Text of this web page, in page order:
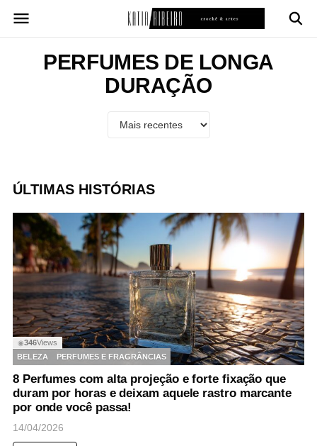
para
conteúdoPERFUMES DE LONGA
DURAÇÃO
ÚLTIMAS HISTÓRIAS
◉346Views
BELEZA
PERFUMES E FRAGRÂNCIAS
8 Perfumes com alta projeção e forte fixação que
duram por horas e deixam aquele rastro marcante
por onde você passa!
14/04/2026